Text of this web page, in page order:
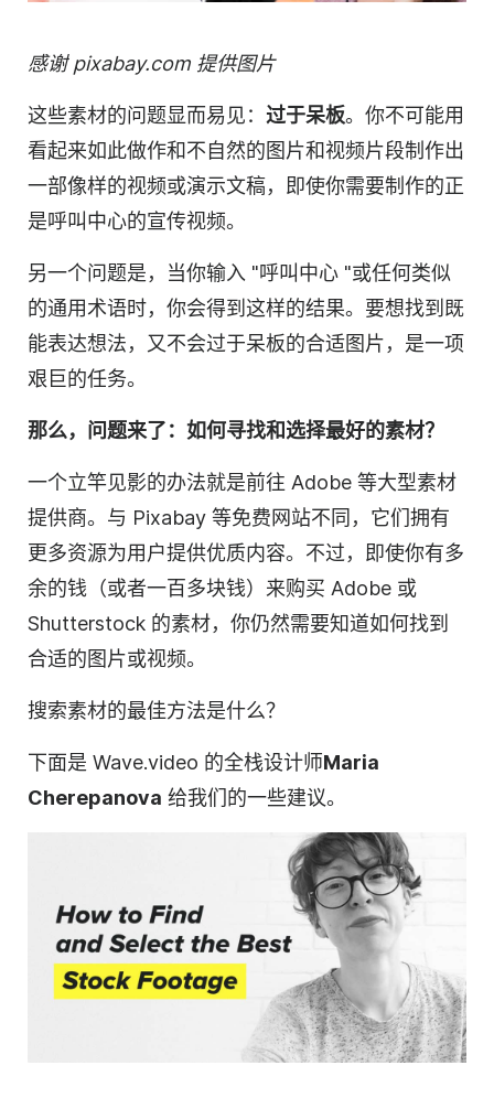
感谢 pixabay.com 提供图片
这些素材的问题显而易见： 过于呆板。你不可能用
看起来如此做作和不自然的图片和视频片段制作出
一部像样的视频或演示文稿，即使你需要制作的正
是呼叫中心的宣传视频。
另一个问题是，当你输入 "呼叫中心 "或任何类似
的通用术语时，你会得到这样的结果。要想找到既
能表达想法，又不会过于呆板的合适图片，是一项
艰巨的任务。
那么，问题来了：如何寻找和选择最好的素材？
一个立竿见影的办法就是前往 Adobe 等大型素材
提供商。与 Pixabay 等免费网站不同，它们拥有
更多资源为用户提供优质内容。不过，即使你有多
余的钱（或者一百多块钱）来购买 Adobe 或
Shutterstock 的素材，你仍然需要知道如何找到
合适的图片或视频。
搜索素材的最佳方法是什么？
下面是 Wave.video 的全栈设计师Maria
Cherepanova 给我们的一些建议。